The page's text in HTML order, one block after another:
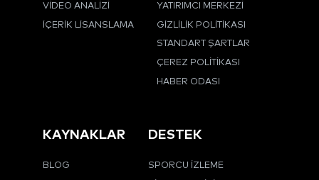
VIDEO ANALIZI
İÇERIK LISANSLAMA
YATIRIMCI MERKEZI
GIZLILIK POLITIKASI
STANDART ŞARTLAR
ÇEREZ POLITIKASI
HABER ODASI
KAYNAKLAR
BLOG
DESTEK
SPORCU İZLEME